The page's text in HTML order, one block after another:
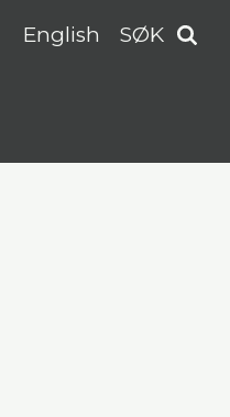
English SØK